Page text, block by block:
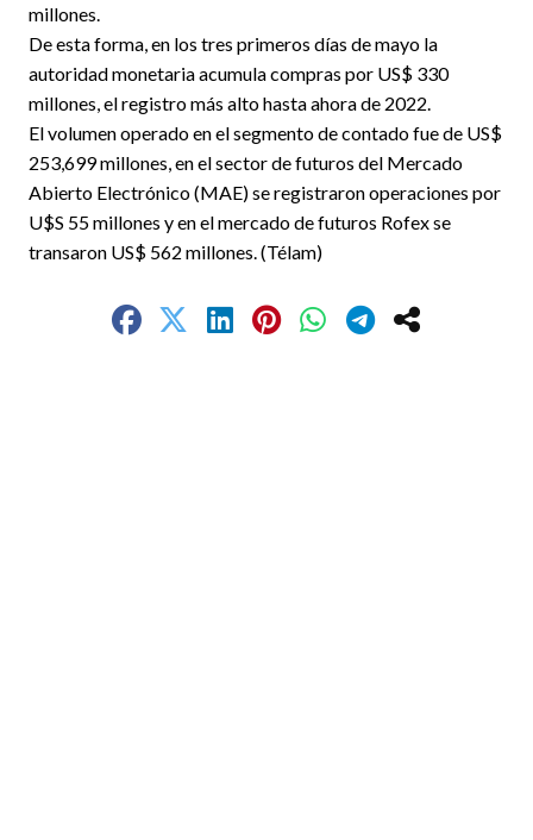
millones.
De esta forma, en los tres primeros días de mayo la
autoridad monetaria acumula compras por US$ 330
millones, el registro más alto hasta ahora de 2022.
El volumen operado en el segmento de contado fue de US$
253,699 millones, en el sector de futuros del Mercado
Abierto Electrónico (MAE) se registraron operaciones por
U$S 55 millones y en el mercado de futuros Rofex se
transaron US$ 562 millones. (Télam)